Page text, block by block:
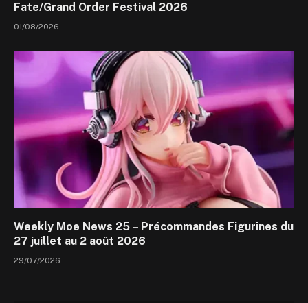
Fate/Grand Order Festival 2026
01/08/2026
Weekly Moe News 25 – Précommandes Figurines du
27 juillet au 2 août 2026
29/07/2026